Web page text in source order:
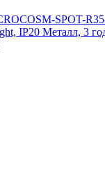
SPOT-
IP20 Металл, 3